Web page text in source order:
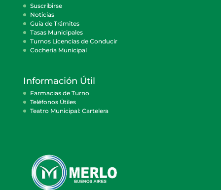
Suscribirse
Noticias
Guía de Trámites
Tasas Municipales
Turnos Licencias de Conducir
Cocheria Municipal
Información Útil
Farmacias de Turno
Teléfonos Útiles
Teatro Municipal: Cartelera